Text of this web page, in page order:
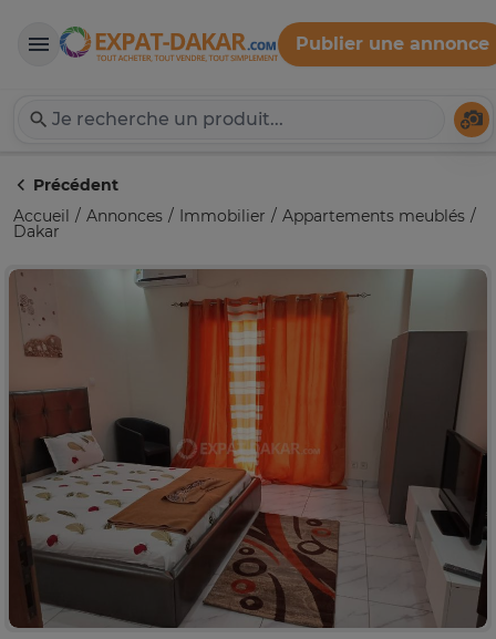
Expat-Dakar
Publier une annonce
Précédent
Accueil
Annonces Immobilier Appartements meublés
Dakar